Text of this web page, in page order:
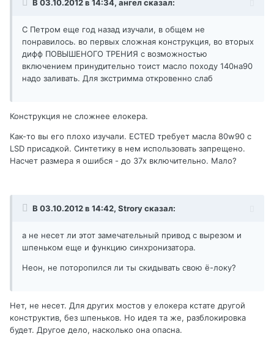
В 03.10.2012 в 14:34, ангел сказал:
С Петром еще год назад изучали, в общем не
понравилось. во первых сложная конструкция, во вторых
дифф ПОВЫШЕНОГО ТРЕНИЯ с возможностью
включением принудительно тоист масло походу 140на90
надо заливать. Для зкстримма откровенно слаб
Конструкция не сложнее елокера.
Как-то вы его плохо изучали. ECTED требует масла 80w90 с
LSD присадкой. Синтетику в нем использовать запрещено.
Насчет размера я ошибся - до 37х включительно. Мало?
В 03.10.2012 в 14:42, Strory сказал:
а не несет ли этот замечательный привод с вырезом и
шпеньком еще и функцию синхронизатора.
Неон, не поторопился ли ты скидывать свою ё-локу?
Нет, не несет. Для других мостов у елокера кстате другой
конструктив, без шпеньков. Но идея та же, разблокировка
будет. Другое дело, насколько она опасна.